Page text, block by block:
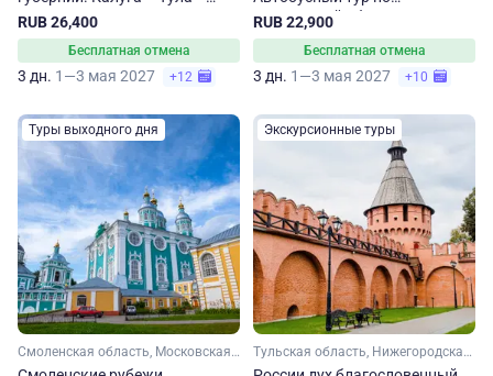
Рязань
RUB 26,400
Бесплатная отмена
3 дн. 1—3 мая 2027 +12
Смоленской области
RUB 22,900
Бесплатная отмена
3 дн. 1—3 мая 2027 +10
Туры выходного дня
Смоленская область, Московская область
Экскурсионные туры
Тульская область, Нижегородская область, Липецкая область, Тамбовская область